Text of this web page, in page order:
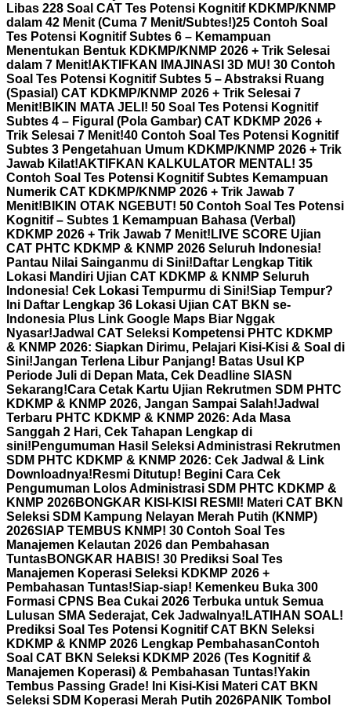
Libas 228 Soal CAT Tes Potensi Kognitif KDKMP/KNMP
dalam 42 Menit (Cuma 7 Menit/Subtes!)25 Contoh Soal
Tes Potensi Kognitif Subtes 6 – Kemampuan
Menentukan Bentuk KDKMP/KNMP 2026 + Trik Selesai
dalam 7 Menit!AKTIFKAN IMAJINASI 3D MU! 30 Contoh
Soal Tes Potensi Kognitif Subtes 5 – Abstraksi Ruang
(Spasial) CAT KDKMP/KNMP 2026 + Trik Selesai 7
Menit! BIKIN MATA JELI! 50 Soal Tes Potensi Kognitif
Subtes 4 – Figural (Pola Gambar) CAT KDKMP 2026 +
Trik Selesai 7 Menit!40 Contoh Soal Tes Potensi Kognitif
Subtes 3 Pengetahuan Umum KDKMP/KNMP 2026 + Trik
Jawab Kilat!AKTIFKAN KALKULATOR MENTAL! 35
Contoh Soal Tes Potensi Kognitif Subtes Kemampuan
Numerik CAT KDKMP/KNMP 2026 + Trik Jawab 7
Menit! BIKIN OTAK NGEBUT! 50 Contoh Soal Tes Potensi
Kognitif – Subtes 1 Kemampuan Bahasa (Verbal)
KDKMP 2026 + Trik Jawab 7 Menit! LIVE SCORE Ujian
CAT PHTC KDKMP & KNMP 2026 Seluruh Indonesia!
Pantau Nilai Sainganmu di Sini! Daftar Lengkap Titik
Lokasi Mandiri Ujian CAT KDKMP & KNMP Seluruh
Indonesia! Cek Lokasi Tempurmu di Sini!Siap Tempur?
Ini Daftar Lengkap 36 Lokasi Ujian CAT BKN se-
Indonesia Plus Link Google Maps Biar Nggak
Nyasar!Jadwal CAT Seleksi Kompetensi PHTC KDKMP
& KNMP 2026: Siapkan Dirimu, Pelajari Kisi-Kisi & Soal di
Sini!Jangan Terlena Libur Panjang! Batas Usul KP
Periode Juli di Depan Mata, Cek Deadline SIASN
Sekarang!Cara Cetak Kartu Ujian Rekrutmen SDM PHTC
KDKMP & KNMP 2026, Jangan Sampai Salah!Jadwal
Terbaru PHTC KDKMP & KNMP 2026: Ada Masa
Sanggah 2 Hari, Cek Tahapan Lengkap di
sini! Pengumuman Hasil Seleksi Administrasi Rekrutmen
SDM PHTC KDKMP & KNMP 2026: Cek Jadwal & Link
Downloadnya! Resmi Ditutup! Begini Cara Cek
Pengumuman Lolos Administrasi SDM PHTC KDKMP &
KNMP 2026BONGKAR KISI-KISI RESMI! Materi CAT BKN
Seleksi SDM Kampung Nelayan Merah Putih (KNMP)
2026SIAP TEMBUS KNMP! 30 Contoh Soal Tes
Manajemen Kelautan 2026 dan Pembahasan
TuntasBONGKAR HABIS! 30 Prediksi Soal Tes
Manajemen Koperasi Seleksi KDKMP 2026 +
Pembahasan Tuntas!Siap-siap! Kemenkeu Buka 300
Formasi CPNS Bea Cukai 2026 Terbuka untuk Semua
Lulusan SMA Sederajat, Cek Jadwalnya! LATIHAN SOAL!
Prediksi Soal Tes Potensi Kognitif CAT BKN Seleksi
KDKMP & KNMP 2026 Lengkap PembahasanContoh
Soal CAT BKN Seleksi KDKMP 2026 (Tes Kognitif &
Manajemen Koperasi) & Pembahasan Tuntas!Yakin
Tembus Passing Grade! Ini Kisi-Kisi Materi CAT BKN
Seleksi SDM Koperasi Merah Putih 2026PANIK Tombol